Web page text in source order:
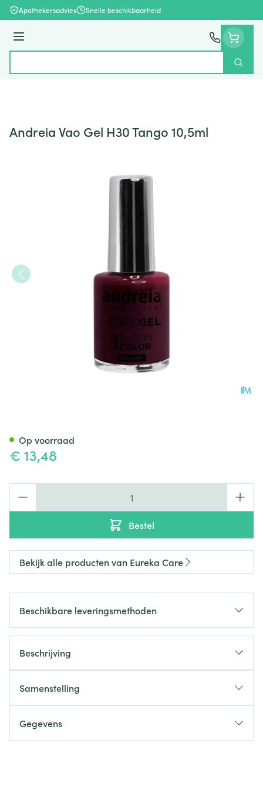
Ga naar de inhoud
Apothekersadvies Snelle beschikbaarheid
Menu
Zoek
Andreia Vao Gel H30 Tango 10,5ml
€ 13,48
Bestel
Op voorraad
Bekijk alle producten van Eureka Care
Beschikbare leveringsmethoden
Beschrijving
Samenstelling
Gegevens